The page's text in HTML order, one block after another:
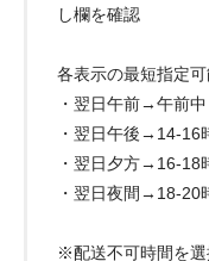
し欄を確認
各表示の最短指定可
・翌日午前→午前中
・翌日午後→14-16
・翌日夕方→16-18
・翌日夜間→18-20
※配送不可時間を